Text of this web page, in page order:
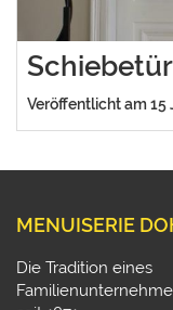
Schiebetür
Veröffentlicht am 15
MENUISERIE
Die Tradition eines